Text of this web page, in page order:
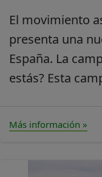
El movimiento
presenta una
España. La
estás? Esta
Más información »